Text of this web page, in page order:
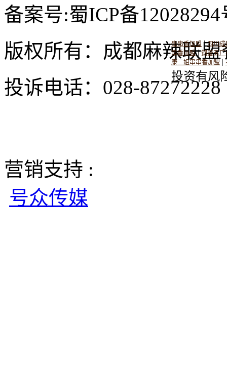
串串香加盟 |四川成
串香加盟|钢管五厂
康二姐串串香加盟|
投资有风
备案号:蜀ICP备12028294
版权所有：成都麻辣联
投诉电话：028-
营销支持 :
号众传媒